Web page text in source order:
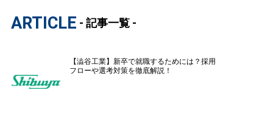
ARTICLE - 記事一覧 -
【澁谷工業】新卒で就職するためには？採用
フローや選考対策を徹底解説！